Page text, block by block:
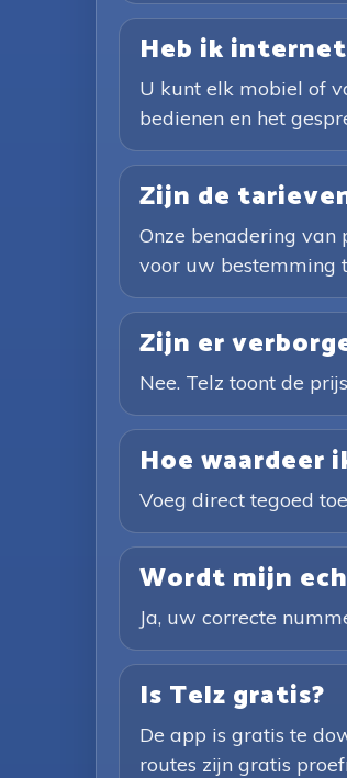
Heb ik
U kunt elk mobiel of
bedienen en het
Zijn de
Onze benadering
voor uw bestemming
Zijn er
Nee. Telz toont de
Hoe waardeer
Voeg direct tegoed
Wordt mijn
Ja, uw correcte
Is Telz gratis?
De app is gratis te
routes zijn gratis